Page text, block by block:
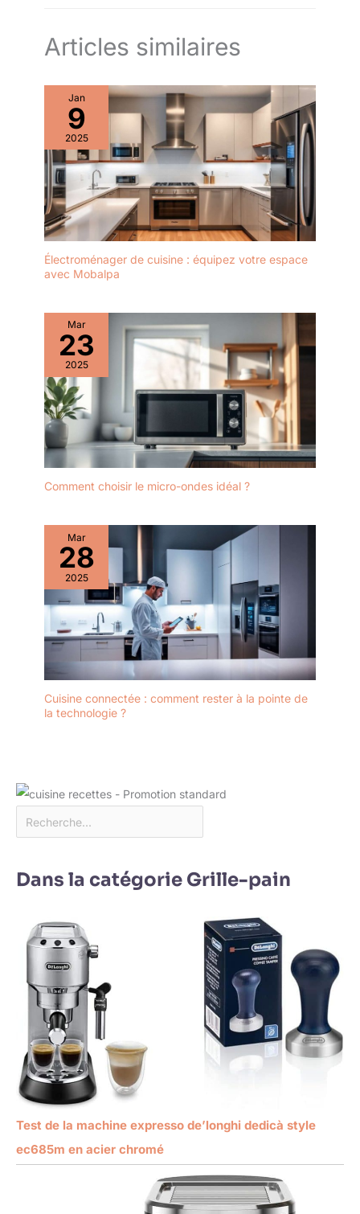
Articles similaires
Jan
9
2025
Électroménager de cuisine : équipez votre espace
avec Mobalpa
Mar
23
2025
Comment choisir le micro-ondes idéal ?
Mar
28
2025
Cuisine connectée : comment rester à la pointe de
la technologie ?
Dans la catégorie Grille-pain
Test de la machine expresso de’longhi dedicà style
ec685m en acier chromé